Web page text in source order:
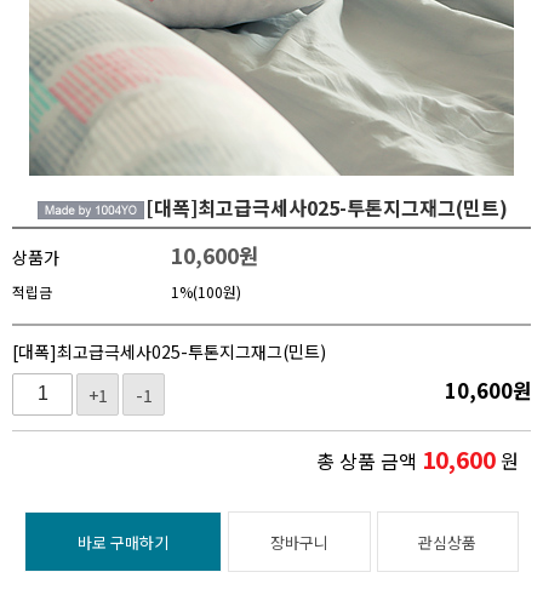
[대폭]최고급극세사025-투톤지그재그(민트)
상품가 10,600원
적립금 1%(100원)
[대폭]최고급극세사025-투톤지그재그(민트)
+1
-1 10,600원
총 상품 금액 10,600원
바로 구매하기 장바구니 관심상품